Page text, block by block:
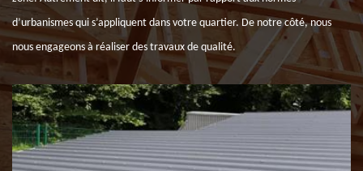
d’urbanismes qui s’appliquent dans votre quartier. De notre côté, nous
nous engageons à réaliser des travaux de qualité.